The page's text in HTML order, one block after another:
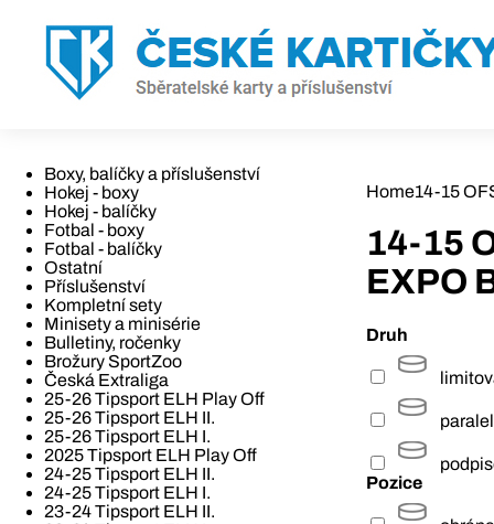
Boxy, balíčky a příslušenství
Hokej - boxy
Hokej - balíčky
Fotbal - boxy
Fotbal - balíčky
Ostatní
Příslušenství
Kompletní sety
Minisety a minisérie
Bulletiny, ročenky
Brožury SportZoo
Česká Extraliga
25-26 Tipsport ELH Play Off
25-26 Tipsport ELH II.
25-26 Tipsport ELH I.
2025 Tipsport ELH Play Off
24-25 Tipsport ELH II.
24-25 Tipsport ELH I.
23-24 Tipsport ELH II.
Home14-15
14-15
EXPO
Druh
Pozice